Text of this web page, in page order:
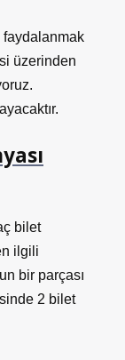
faydalanmak
üzerinden
bilet
ilgili
bir parçası
2 bilet